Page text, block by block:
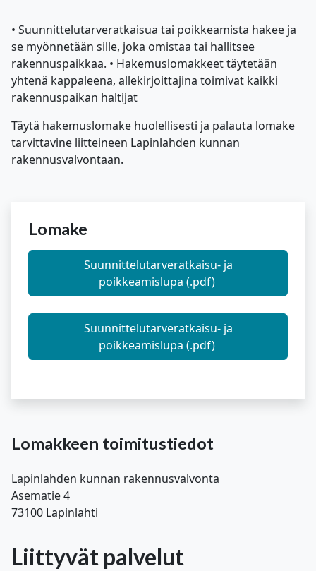
• Suunnittelutarveratkaisua tai poikkeamista hakee ja
se myönnetään sille, joka omistaa tai hallitsee
rakennuspaikkaa. • Hakemuslomakkeet täytetään
yhtenä kappaleena, allekirjoittajina toimivat kaikki
rakennuspaikan haltijat
Täytä hakemuslomake huolellisesti ja palauta lomake
tarvittavine liitteineen Lapinlahden kunnan
rakennusvalvontaan.
Lomake
Suunnittelutarveratkaisu- ja
poikkeamislupa (.pdf)
Suunnittelutarveratkaisu- ja
poikkeamislupa (.pdf)
Lomakkeen toimitustiedot
Lapinlahden kunnan rakennusvalvonta
Asematie 4
73100 Lapinlahti
Liittyvät palvelut